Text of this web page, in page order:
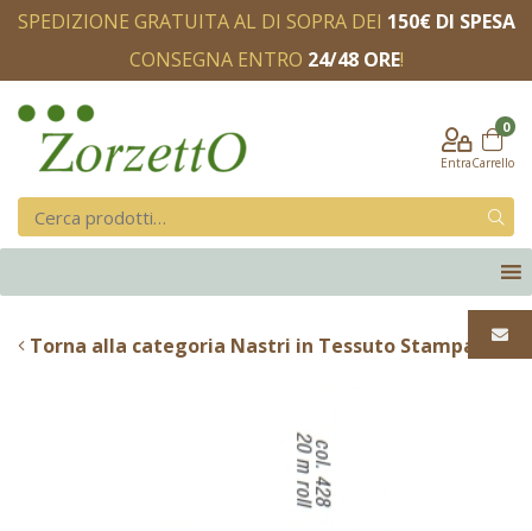
SPEDIZIONE GRATUITA AL DI SOPRA DEI 150€ DI SPESA
CONSEGNA ENTRO 24/48 ORE!
Entra
0
Carrello
Torna alla categoria Nastri in Tessuto Stampati -